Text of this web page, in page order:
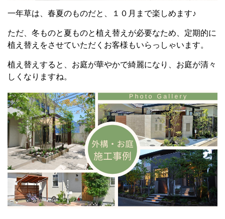
一年草は、春夏のものだと、１０月まで楽しめます♪
ただ、冬ものと夏ものと植え替えが必要なため、定期的に
植え替えをさせていただくお客様もいらっしゃいます。
植え替えすると、お庭が華やかで綺麗になり、お庭が清々
しくなりますね。